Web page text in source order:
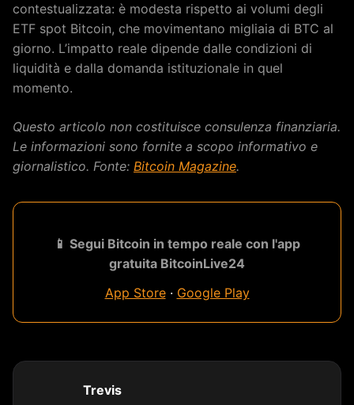
contestualizzata: è modesta rispetto ai volumi degli
ETF spot Bitcoin, che movimentano migliaia di BTC al
giorno. L’impatto reale dipende dalle condizioni di
liquidità e dalla domanda istituzionale in quel
momento.
Questo articolo non costituisce consulenza finanziaria.
Le informazioni sono fornite a scopo informativo e
giornalistico. Fonte: Bitcoin Magazine.
📱 Segui Bitcoin in tempo reale con l'app
gratuita BitcoinLive24
App Store· Google Play
Trevis